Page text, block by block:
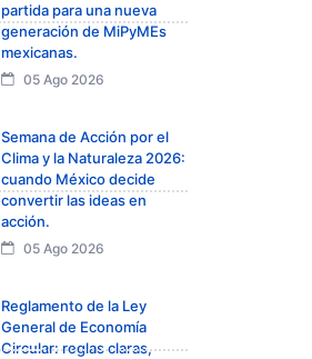
partida para una nueva
generación de MiPyMEs
mexicanas.
05 Ago 2026
Semana de Acción por el
Clima y la Naturaleza 2026:
cuando México decide
convertir las ideas en
acción.
05 Ago 2026
Reglamento de la Ley
General de Economía
Circular: reglas claras,